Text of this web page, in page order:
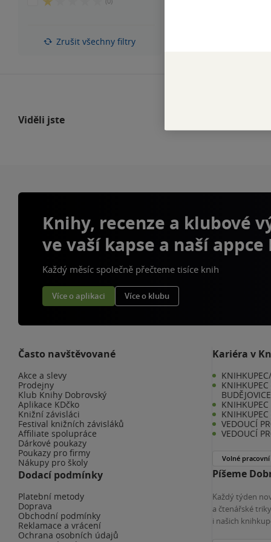
5
Zrušit všechny filtry
Viděli jste
Knihy, recenze a klubové
ve vaší kapse a naší appce
Každý měsíc společně přečteme tisíce knih
Více o aplikaci Více o klubu
Často navštěvované
Akce a slevy
Prodejny
Klub Knihy Dobrovský
Aplikace KDčko
Knižní závisláci
Festival knižních závisláků
Affiliate spolupráce
Dárkové poukazy
Poukazy pro firmy
Nákupy pro školy
Dodací podmínky
Platební metody
Doprava
Obchodní podmínky
Reklamace a vrácení
Ochrana osobních údajů
Kariéra v
KNIHKUPEC
BUDĚJOVICE
KNIHKUPEC
VEDOUCÍ
VEDOUCÍ
Volné pracovní
Píšeme
Každý týden
a čtenářské
i našich